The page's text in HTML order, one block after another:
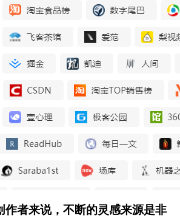
作者来说，不断的灵感来源是非